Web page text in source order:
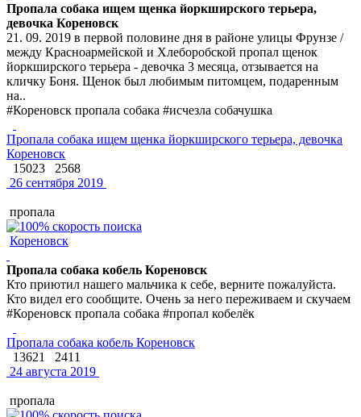
Пропала собака ищем щенка йоркширского терьера,
девочка Кореновск
21. 09. 2019 в первой половине дня в районе улицы Фрунзе /
между Красноармейской и Хлеборобской пропал щенок
йоркширского терьера - девочка 3 месяца, отзывается на
кличку Боня. Щенок был любимым питомцем, подаренным
на..
#Кореновск пропала собака #исчезла собачушка
Пропала собака ищем щенка йоркширского терьера, девочка
Кореновск
15023
2568
26 сентября 2019
пропала
Кореновск
Пропала собака кобель Кореновск
Кто приютил нашего мальчика к себе, верните пожалуйста.
Кто видел его сообщите. Очень за него переживаем и скучаем
#Кореновск пропала собака #пропал кобелёк
Пропала собака кобель Кореновск
13621
2411
24 августа 2019
пропала